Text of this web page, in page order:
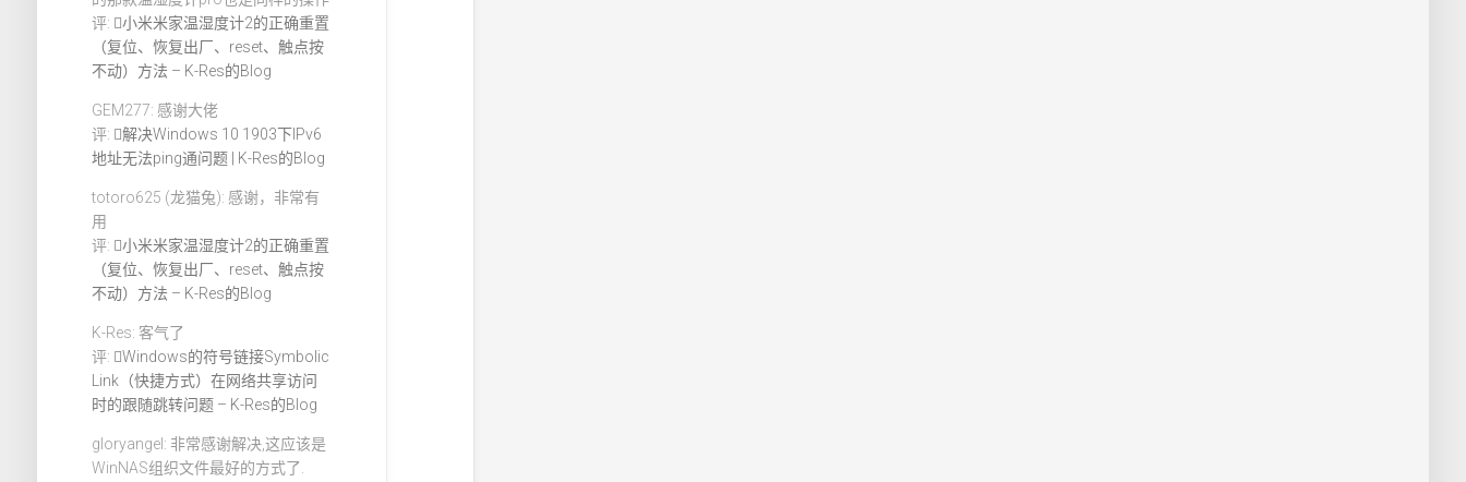
评:
小米米家温湿度计2的正确重置
（复位、恢复出厂、reset、触点按
不动）方法 – K-Res的Blog
GEM277: 感谢大佬
评:
解决Windows 10 1903下IPv6
地址无法ping通问题 | K-Res的Blog
totoro625 (龙猫兔): 感谢，非常有
用
评:
小米米家温湿度计2的正确重置
（复位、恢复出厂、reset、触点按
不动）方法 – K-Res的Blog
K-Res: 客气了
评:
Windows的符号链接Symbolic
Link（快捷方式）在网络共享访问
时的跟随跳转问题 – K-Res的Blog
gloryangel: 非常感谢解决,这应该是
WinNAS组织文件最好的方式了.